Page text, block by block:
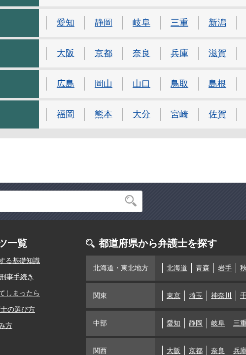
愛知 静岡 岐阜 三重 新潟
大阪 京都 奈良 兵庫 滋賀
広島 岡山 山口 鳥取 島根
福岡 熊本 大分 宮崎 佐賀
一覧
る基礎知識
事手続き
しまったら
の選び方
方
都道府県から弁護士を探す
北海道・東北地方 北海道 青森 岩手
関東 東京 埼玉 神奈川
中部 愛知 静岡 岐阜 三
関西 大阪 京都 奈良 兵